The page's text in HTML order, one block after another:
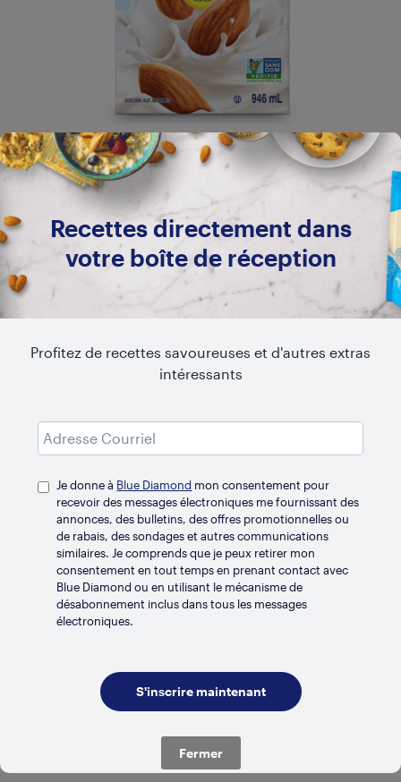
LONGUE CONSERVATION
Original non sucré
RÉFRIGÉRÉ
Original non sucré
Recettes directement dans
votre boîte de réception
Profitez de recettes savoureuses et d'autres extras
intéressants
Je donne à Blue Diamond mon consentement pour
recevoir des messages électroniques me fournissant des
annonces, des bulletins, des offres promotionnelles ou
de rabais, des sondages et autres communications
similaires. Je comprends que je peux retirer mon
consentement en tout temps en prenant contact avec
Blue Diamond ou en utilisant le mécanisme de
désabonnement inclus dans tous les messages
électroniques.
Fermer